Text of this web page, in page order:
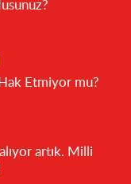
Etmiyor mu?
artık. Milli